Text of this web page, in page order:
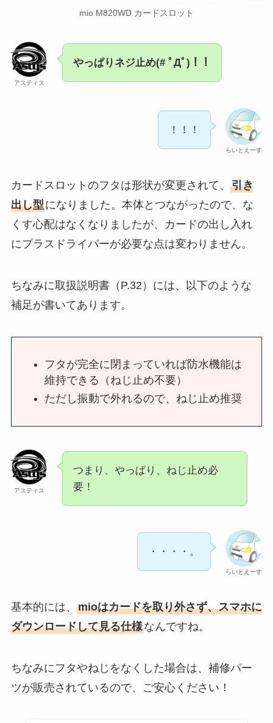
mio M820WD カードスロット
アスティス
やっぱりネジ止め(# ﾟДﾟ)！！
らいとえーす
！！！
カードスロットのフタは形状が変更されて、 引き
出し型になりました。本体とつながったので、な
くす心配はなくなりましたが、カードの出し入れ
にプラスドライバーが必要な点は変わりません。
ちなみに取扱説明書（P.32）には、以下のような
補足が書いてあります。
フタが完全に閉まっていれば防水機能は
維持できる（ねじ止め不要）
ただし振動で外れるので、ねじ止め推奨
アスティス
つまり、やっぱり、ねじ止め必
要！
らいとえーす
・・・・。
基本的には、 mioはカードを取り外さず、スマホに
ダウンロードして見る仕様なんですね。
ちなみにフタやねじをなくした場合は、補修パー
ツが販売されているので、ご安心ください！